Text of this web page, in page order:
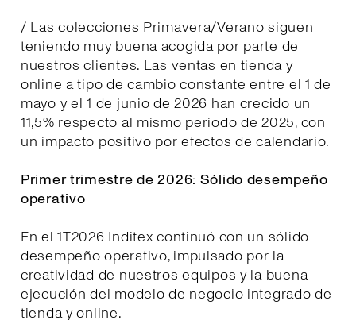
/ Las colecciones Primavera/Verano siguen
teniendo muy buena acogida por parte de
nuestros clientes. Las ventas en tienda y
online a tipo de cambio constante entre el 1 de
mayo y el 1 de junio de 2026 han crecido un
11,5% respecto al mismo periodo de 2025, con
un impacto positivo por efectos de calendario.
Primer trimestre de 2026: Sólido desempeño
operativo
En el 1T2026 Inditex continuó con un sólido
desempeño operativo, impulsado por la
creatividad de nuestros equipos y la buena
ejecución del modelo de negocio integrado de
tienda y online.